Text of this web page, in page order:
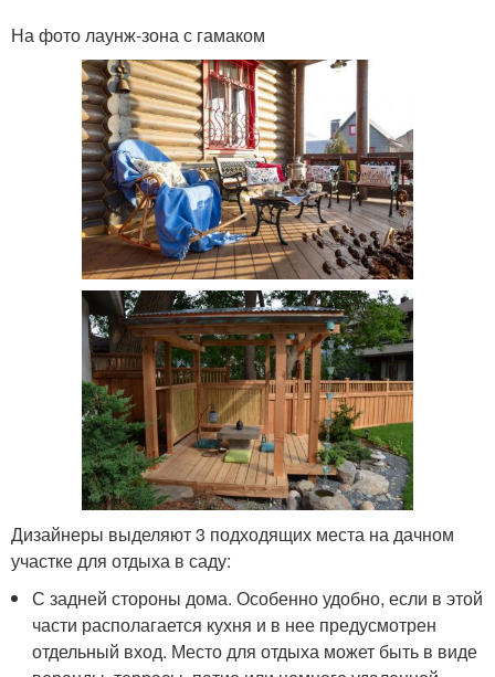
На фото лаунж-зона с гамаком
Дизайнеры выделяют 3 подходящих места на дачном
участке для отдыха в саду:
С задней стороны дома. Особенно удобно, если в этой
части располагается кухня и в нее предусмотрен
отдельный вход. Место для отдыха может быть в виде